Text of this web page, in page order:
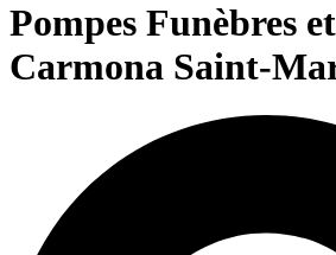
Pompes Funèbres
Carmona Saint-